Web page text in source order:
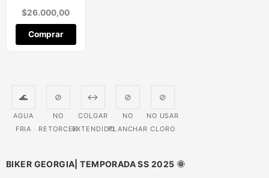
$26.000,00
Comprar
página
🌊
AGUA
FRIA
⊘
NO
RETORCER
↔
COLGAR
EXTENDIDO
⊘
NO
PLANCHAR
⊘
NO USAR
CLORO
BIKER GEORGIA| TEMPORADA SS 2025 🌞